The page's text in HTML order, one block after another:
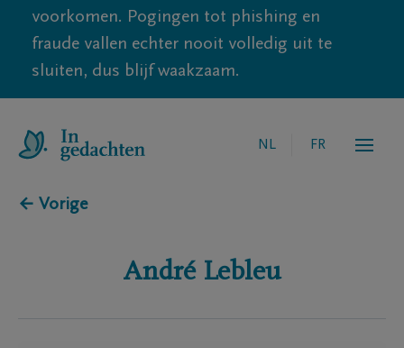
voorkomen. Pogingen tot phishing en
fraude vallen echter nooit volledig uit te
sluiten, dus blijf waakzaam.
NL FR
← Vorige
André Lebleu